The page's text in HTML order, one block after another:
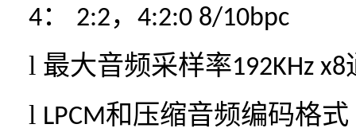
4： 2:2， 4:2:0 8/10bpc
l 最大音频采样率192KHz x8
l LPCM和压缩音频编码格式